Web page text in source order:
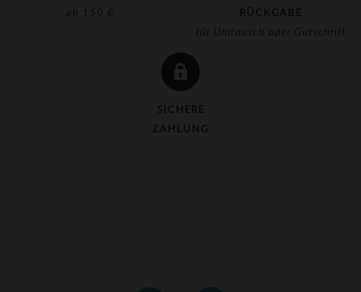
ab 150 €
RÜCKGABE
für Umtausch oder Gutschrift
SICHERE
ZAHLUNG